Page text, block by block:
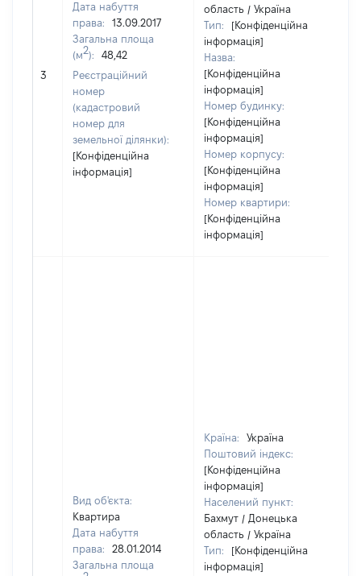
3
Дата набуття
права:
13.09.2017
Загальна площа
(м2):
48,42
Реєстраційний
номер
(кадастровий
номер для
земельної ділянки):
[Конфіденційна
інформація]
область / Україна
Тип:
[Конфіденційна
інформація]
Назва:
[Конфіденційна
інформація]
Номер будинку:
[Конфіденційна
інформація]
Номер корпусу:
[Конфіденційна
інформація]
Номер квартири:
[Конфіденційна
інформація]
Вид об'єкта:
Квартира
Дата набуття
права:
28.01.2014
Загальна площа
Країна:
Україна
Поштовий індекс:
[Конфіденційна
інформація]
Населений пункт:
Бахмут / Донецька
область / Україна
Тип:
[Конфіденційна
інформація]